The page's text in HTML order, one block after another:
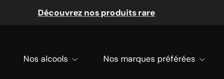
Découvrez nos produits rare
Nos alcools Nos marques préférées